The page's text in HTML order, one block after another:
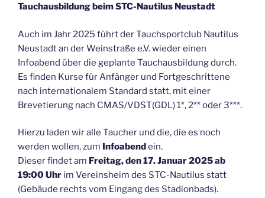
Tauchausbildung beim STC-Nautilus Neustadt
Auch im Jahr 2025 führt der Tauchsportclub Nautilus
Neustadt an der Weinstraße e.V. wieder einen
Infoabend über die geplante Tauchausbildung durch.
Es finden Kurse für Anfänger und Fortgeschrittene
nach internationalem Standard statt, mit einer
Brevetierung nach CMAS/VDST(GDL) 1*, 2** oder 3***.
Hierzu laden wir alle Taucher und die, die es noch
werden wollen, zum Infoabendein.
Dieser findet am Freitag, den 17. Januar 2025 ab
19:00 Uhr im Vereinsheim des STC-Nautilus statt
(Gebäude rechts vom Eingang des Stadionbads).